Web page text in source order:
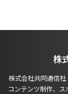
株
株式会社共同通信
コンテンツ制作、